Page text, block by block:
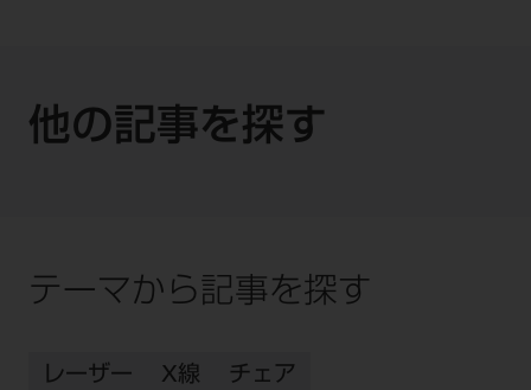
他の記事を探す
テーマから記事を探す
レーザー X線 チェア